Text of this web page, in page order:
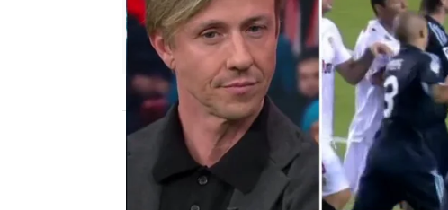
El Chiringuito
Publicado:25 de enero de 2023, 01:27